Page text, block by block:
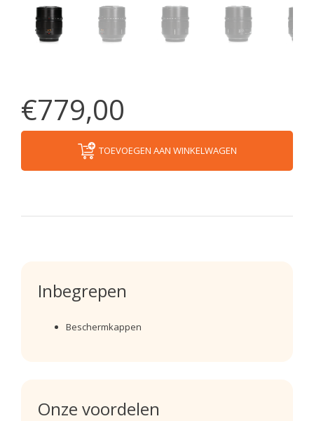
€779,00
TOEVOEGEN AAN WINKELWAGEN
Inbegrepen
Beschermkappen
Onze voordelen